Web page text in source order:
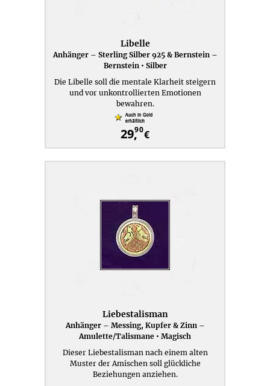
Libelle
Anhänger – Sterling Silber 925 & Bernstein –
Bernstein • Silber
Die Libelle soll die mentale Klarheit steigern
und vor unkontrollierten Emotionen
bewahren.
29,90€
Liebestalisman
Anhänger – Messing, Kupfer & Zinn –
Amulette/Talismane • Magisch
Dieser Liebestalisman nach einem alten
Muster der Amischen soll glückliche
Beziehungen anziehen.